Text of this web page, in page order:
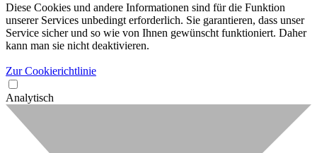
Diese Cookies und andere Informationen sind für die Funktion
unserer Services unbedingt erforderlich. Sie garantieren, dass unser
Service sicher und so wie von Ihnen gewünscht funktioniert. Daher
kann man sie nicht deaktivieren.
Zur Cookierichtlinie
Analytisch